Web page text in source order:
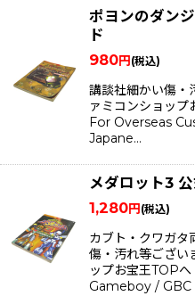
ポヨンのダン
ド
980円 (税込)
講談社細かい傷
ァミコンショッ
For Overseas
Japane…
メダロット3
1,280円 (税込)
カブト・クワガタ
傷・汚れ等ござ
ップお宝王TOP
Gameboy / GBC